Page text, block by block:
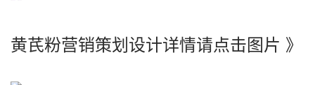
黄芪粉营销策划设计详情请点击图片 》